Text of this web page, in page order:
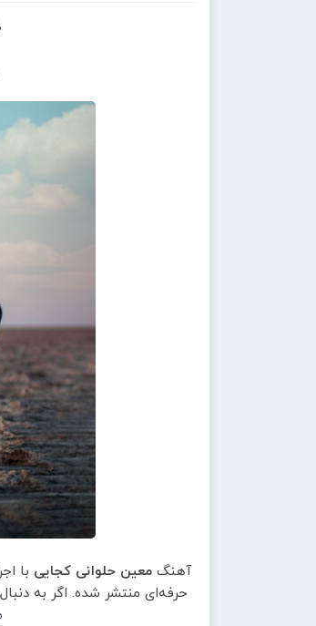
آهنگ معین حلوانی کجایی با
حرفه‌ای منتشر شده. اگر به